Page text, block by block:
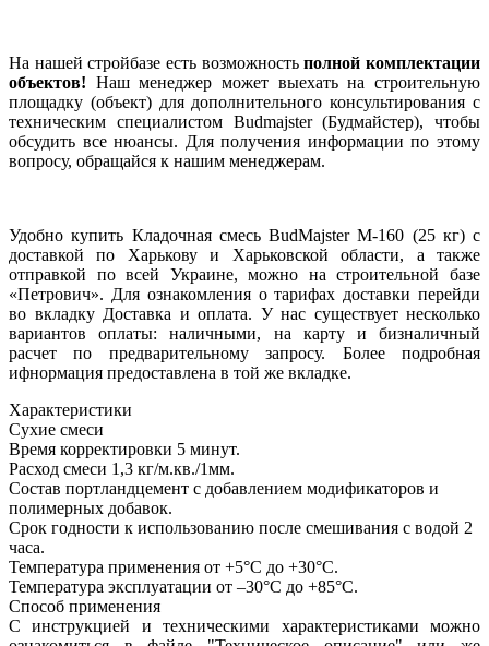
На нашей стройбазе есть возможностьполной комплектации
объектов! Наш менеджер может выехать на строительную
площадку (объект) для дополнительного консультирования с
техническим специалистом Budmajster (Будмайстер), чтобы
обсудить все нюансы. Для получения информации по этому
вопросу, обращайся к нашим менеджерам.
Удобно купить Кладочная смесь BudMajster M-160 (25 кг) с
доставкой по Харькову и Харьковской области, а также
отправкой по всей Украине, можно на строительной базе
«Петрович». Для ознакомления о тарифах доставки перейди
во вкладку Доставка и оплата. У нас существует несколько
вариантов оплаты: наличными, на карту и бизналичный
расчет по предварительному запросу. Более подробная
ифнормация предоставлена в той же вкладке.
Характеристики
Сухие смеси
Время корректировки 5 минут.
Расход смеси 1,3 кг/м.кв./1мм.
Состав портландцемент с добавлением модификаторов и
полимерных добавок.
Срок годности к использованию после смешивания с водой 2
часа.
Температура применения от +5°C до +30°C.
Температура эксплуатации от –30°C до +85°C.
Способ применения
С инструкцией и техническими характеристиками можно